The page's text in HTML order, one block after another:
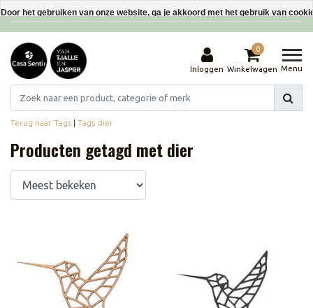
Interieurdecoraties van gerecyclede materialen
Inloggen
0
Winkelwagen Menu
Terug naar Tags | Tags dier
Producten getagd met dier
Door het gebruiken van onze website, ga je akkoord met het gebruik van